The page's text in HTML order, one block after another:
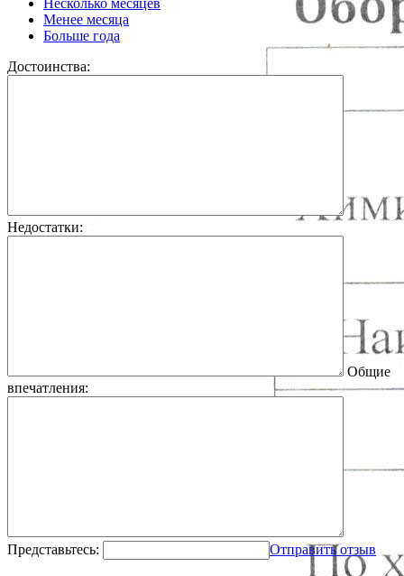
Менее месяца
Больше года
Достоинства:
Недостатки:
Общие
впечатления:
Представьтесь: Отправить отзыв